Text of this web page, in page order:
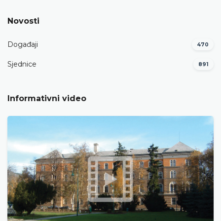
Novosti
Događaji 470
Sjednice 891
Informativni video